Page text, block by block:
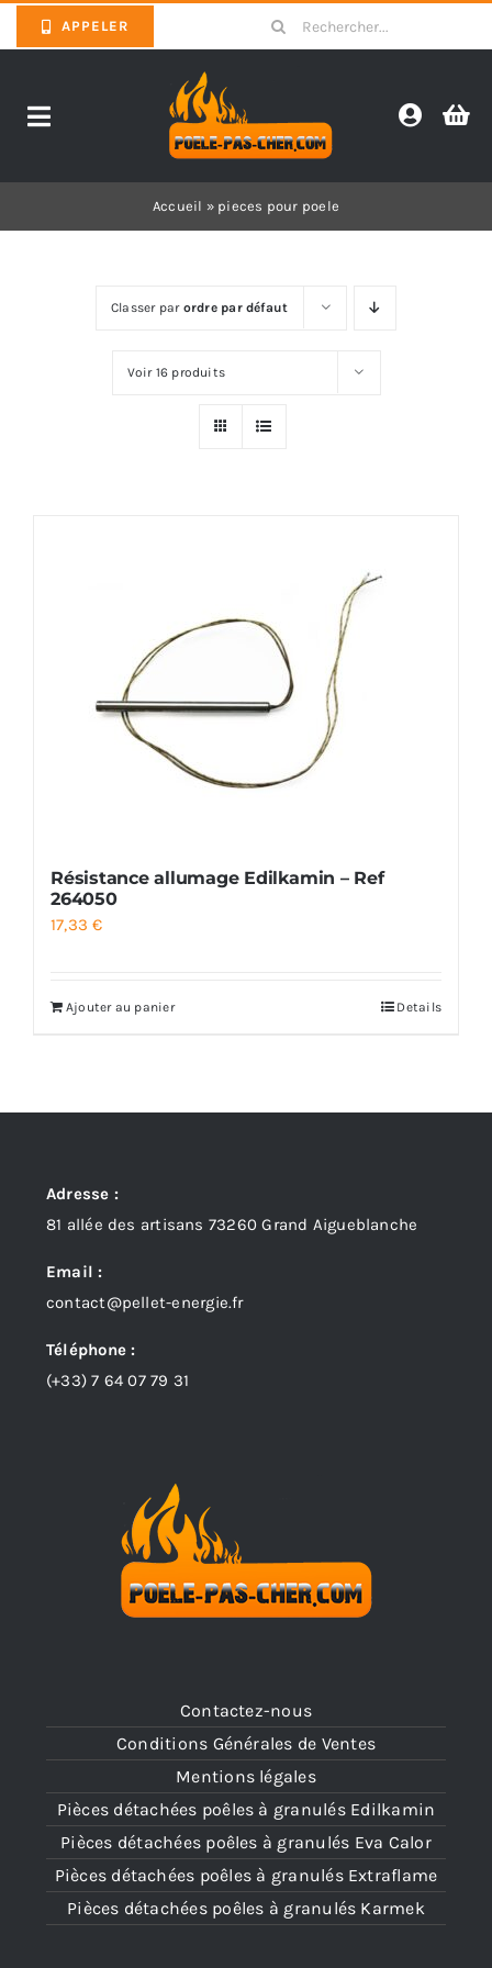
to
APPELER
Search
for:
Toggle
Accueil » pieces pour poele
Classer par ordre par défaut
Voir 16 produits
Résistance allumage Edilkamin – Ref
264050
17,33€
Ajouter au panier Details
Contactez-nous
Conditions Générales de Ventes
Mentions légales
Pièces détachées poêles à granulés Edilkamin
Pièces détachées poêles à granulés Eva Calor
Pièces détachées poêles à granulés Extraflame
Pièces détachées poêles à granulés Karmek
Adresse :
81 allée des artisans 73260 Grand Aigueblanche
Email :
contact@pellet-energie.fr
Téléphone :
(+33)7 64 07 79 31